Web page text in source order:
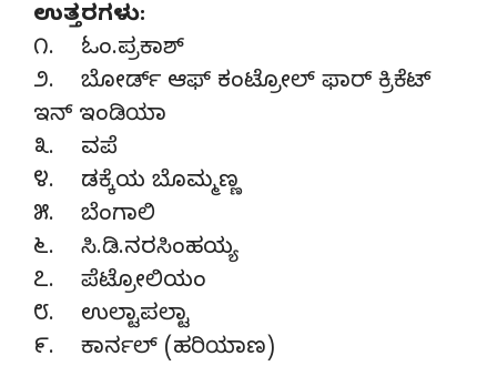
ಉತ್ತರಗಳು:
೧. ಓಂ.ಪ್ರಕಾಶ್
೨. ಬೋರ್ಡ್ ಆಫ್ ಕಂಟ್ರೋಲ್ ಫಾರ್ ಕ್ರಿಕೆಟ್
ಇನ್ ಇಂಡಿಯಾ
೩. ವಪೆ
೪. ಡಕ್ಕೆಯ ಬೊಮ್ಮಣ್ಣ
೫. ಬೆಂಗಾಲಿ
೬. ಸಿ.ಡಿ.ನರಸಿಂಹಯ್ಯ
೭. ಪೆಟ್ರೋಲಿಯಂ
೮. ಉಲ್ಟಾಪಲ್ಟಾ
೯. ಕಾರ್ನಲ್ (ಹರಿಯಾಣ)